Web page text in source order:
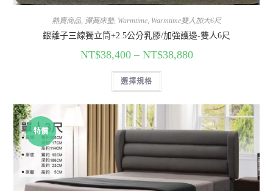
熱賣商品, 彈簧床墊, Warmtime, Warmtime雙人加大6尺
銀離子三線獨立筒+2.5公分乳膠/加強護邊-雙人6尺
NT$38,400– NT$38,880
選擇規格
特價